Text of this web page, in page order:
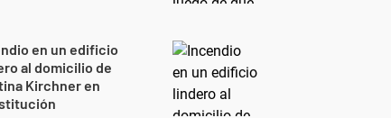
en un edificio
al domicilio de
Kirchner en